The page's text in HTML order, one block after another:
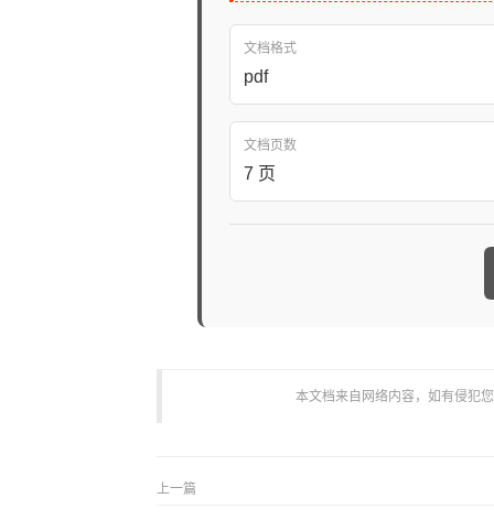
文档格式
pdf
文档页数
7 页
本文档来自网络内容，如有侵犯
上一篇